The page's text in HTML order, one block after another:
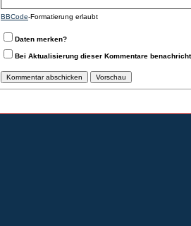
BBCode-Formatierung erlaubt
Daten merken?
Bei Aktualisierung dieser Kommentare